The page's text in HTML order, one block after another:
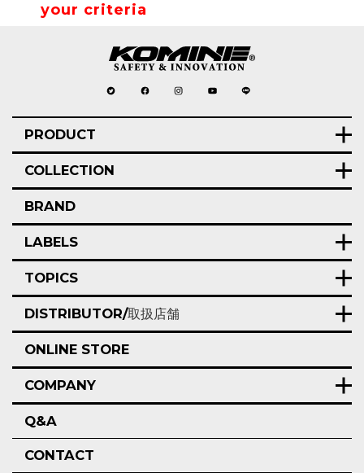
your criteria
PRODUCT
COLLECTION
BRAND
LABELS
TOPICS
DISTRIBUTOR/取扱店舗
ONLINE STORE
COMPANY
Q&A
CONTACT